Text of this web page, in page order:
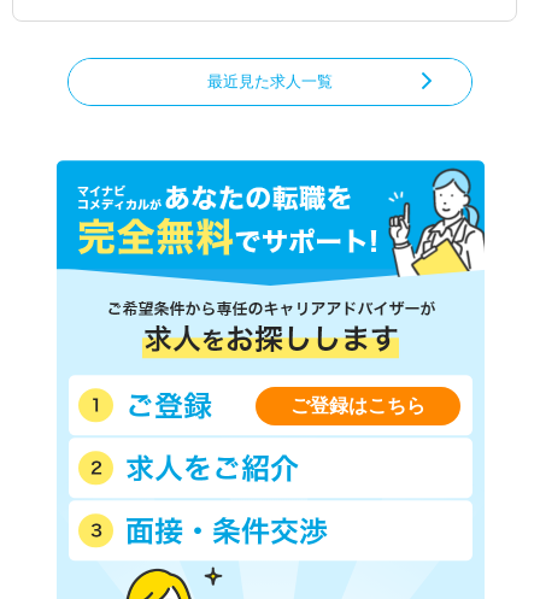
最近見た求人一覧
ご登録はこちら